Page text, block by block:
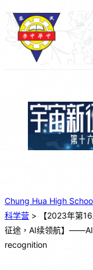
Chung Hua High
科学营 >
【2023年第
征途，AI续领航】
recognition